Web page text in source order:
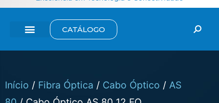
CATÁLOGO
Início / Fibra Óptica / Cabo Óptico / AS